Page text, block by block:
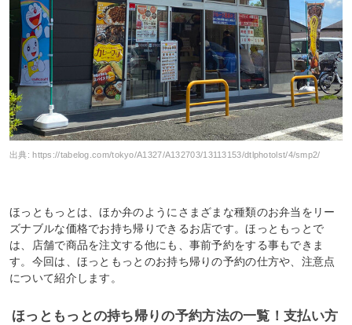
出典:https://tabelog.com/tokyo/A1327/A132703/13113153/dtlphotolst/4/smp2/
ほっともっとは、ほか弁のようにさまざまな種類のお弁当をリー
ズナブルな価格でお持ち帰りできるお店です。ほっともっとで
は、店舗で商品を注文する他にも、事前予約をする事もできま
す。今回は、ほっともっとのお持ち帰りの予約の仕方や、注意点
について紹介します。
ほっともっとの持ち帰りの予約方法の一覧！支払い方